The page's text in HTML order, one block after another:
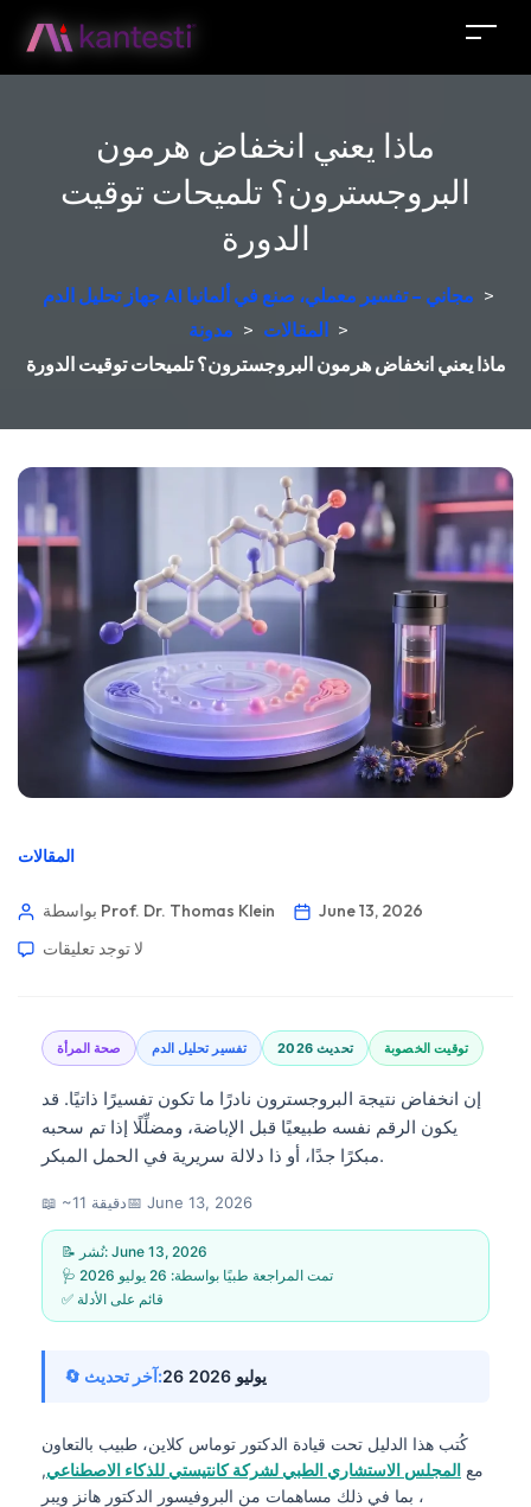
ماذا يعني انخفاض هرمون
البروجسترون؟ تلميحات توقيت
الدورة
جهاز تحليل الدم AI مجاني – تفسير معملي، صنع في ألمانيا >
مدونة > المقالات >
ماذا يعني انخفاض هرمون البروجسترون؟ تلميحات توقيت الدورة
المقالات
بواسطة Prof. Dr. Thomas Klein
June 13, 2026
لا توجد تعليقات
صحة المرأة تفسير تحليل الدم تحديث 2026 توقيت الخصوبة
إن انخفاض نتيجة البروجسترون نادرًا ما تكون تفسيرًا ذاتيًا. قد
يكون الرقم نفسه طبيعيًا قبل الإباضة، ومضلِّلًا إذا تم سحبه
مبكرًا جدًا، أو ذا دلالة سريرية في الحمل المبكر.
📖 ~11 دقيقة📅 June 13, 2026
📝 نُشر: June 13, 2026
🩺 تمت المراجعة طبيًا بواسطة: 26 يوليو 2026
✅ قائم على الأدلة
🔄 آخر تحديث: 26 يوليو 2026
كُتب هذا الدليل تحت قيادة الدكتور توماس كلاين، طبيب بالتعاون
مع المجلس الاستشاري الطبي لشركة كانتيستي للذكاء الاصطناعي,
، بما في ذلك مساهمات من البروفيسور الدكتور هانز ويبر